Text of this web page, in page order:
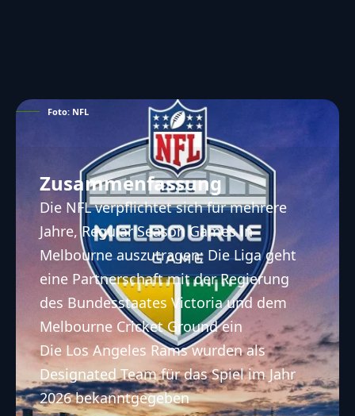
Foto: NFL
Zusammenfassung
Die NFL verpflichtet sich für mehrere
Jahre, Regular Season Games in
Melbourne auszutragen; Die Liga geht
eine Partnerschaft mit der Regierung
des Bundesstaates Victoria und dem
Melbourne Cricket Ground ein
Die Los Angeles Rams wurden als
Designated Team für das Spiel im Jahr
2026 bekanntgegeben